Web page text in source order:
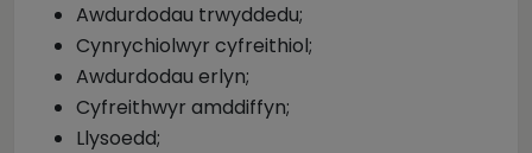
Awdurdodau trwyddedu;
Cynrychiolwyr cyfreithiol;
Awdurdodau erlyn;
Cyfreithwyr amddiffyn;
Llysoedd;